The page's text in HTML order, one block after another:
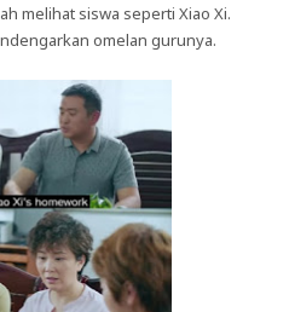
melihat siswa seperti Xiao Xi.
omelan gurunya.